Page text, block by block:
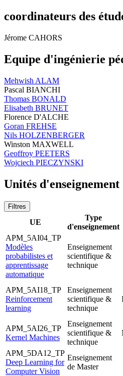
coordinateurs des
Jérome CAHORS
Equipe d'ingénierie
Mehwish ALAM
Pascal BIANCHI
Thomas BONALD
Elisabeth BRUNET
Florence D'ALCHE
Goran FREHSE
Nils HOLZENBERGER
Winston MAXWELL
Geoffroy PEETERS
Wojciech PIECZYNSKI
Unités d'enseignement
Filtres
UE
Type
d'enseignement
APM_5AI04_TP
Modèles
probabilistes et
apprentissage
automatique
Enseignement
scientifique &
technique
APM_5AI18_TP
Reinforcement
learning
Enseignement
scientifique &
technique
APM_5AI26_TP
Kernel Machines
Enseignement
scientifique &
technique
APM_5DA12_TP
Deep Learning for
Computer Vision
Enseignement
de Master